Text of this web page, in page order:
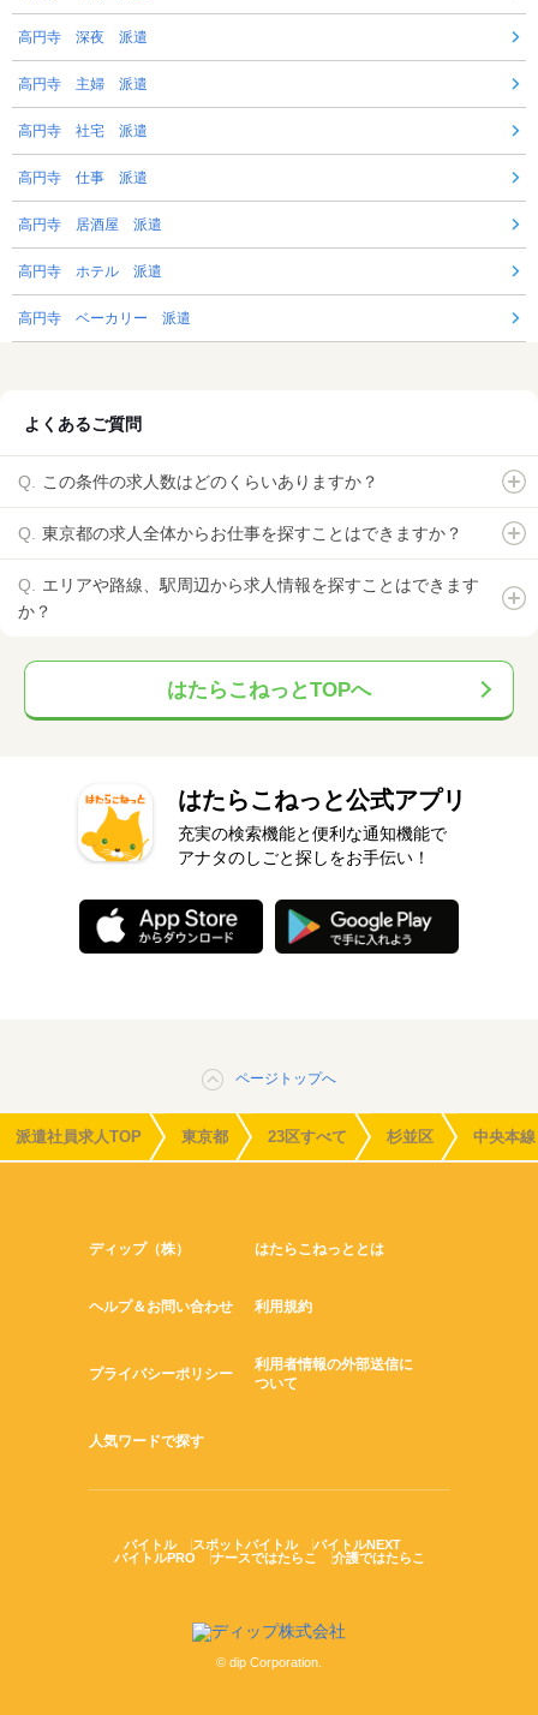
高円寺 深夜 派遣
高円寺 主婦 派遣
高円寺 社宅 派遣
高円寺 仕事 派遣
高円寺 居酒屋 派遣
高円寺 ホテル 派遣
高円寺 ベーカリー 派遣
よくあるご質問
この条件の求人数はどのくらいありますか？
東京都の求人全体からお仕事を探すことはできますか？
エリアや路線、駅周辺から求人情報を探すことはできます
か？
はたらこねっとTOPへ
はたらこねっと公式アプリ
充実の検索機能と便利な通知機能で
アナタのしごと探しをお手伝い！
ページトップへ
派遣社員求人TOP 東京都 23区すべて 杉並区 中央本線
ディップ（株） はたらこねっととは
ヘルプ＆お問い合わせ 利用規約
プライバシーポリシー
利用者情報の外部送信に
ついて
人気ワードで探す
バイトル スポットバイトル
バイトルNEXT
バイトルPRO
ナースではたらこ 介護ではたらこ
© dip Corporation.